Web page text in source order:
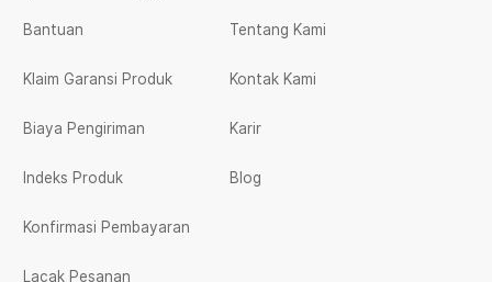
Bantuan
Klaim Garansi Produk
Biaya Pengiriman
Indeks Produk
Konfirmasi Pembayaran
Lacak Pesanan
Tentang Kami
Kontak Kami
Karir
Blog